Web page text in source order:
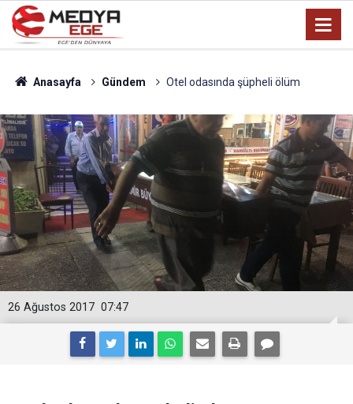
Anasayfa Gündem Otel odasında şüpheli ölüm
07:47
26 Ağustos 2017